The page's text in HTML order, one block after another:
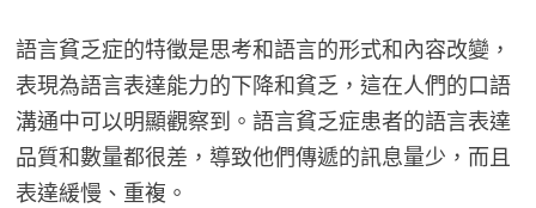
語言貧乏症的特徵是思考和語言的形式和內容改變，
表現為語言表達能力的下降和貧乏，這在人們的口語
溝通中可以明顯觀察到。語言貧乏症患者的語言表達
品質和數量都很差，導致他們傳遞的訊息量少，而且
表達緩慢、重複。